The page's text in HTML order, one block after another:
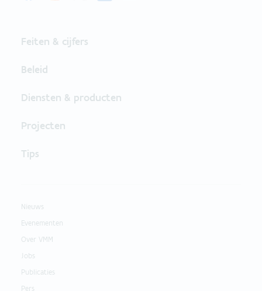
Feiten & cijfers
Beleid
Diensten & producten
Projecten
Tips
Nieuws
Evenementen
Over VMM
Jobs
Publicaties
Pers